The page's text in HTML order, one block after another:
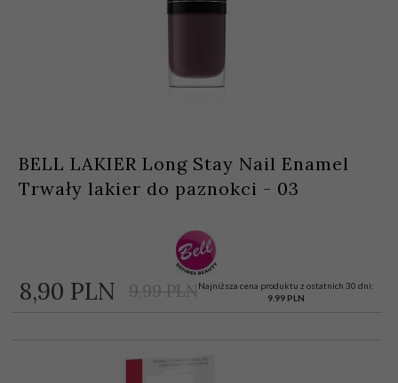
BELL LAKIER Long Stay Nail Enamel
Trwały lakier do paznokci - 03
8,90 PLN 9,99 PLNNajniższa cena produktu z ostatnich 30 dni:
9.99 PLN